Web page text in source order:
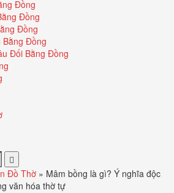
Đồng
Đồng
Đồng
Đồng
Đối Bằng Đồng
Đồ Thờ » Mâm bồng là gì? Ý nghĩa độc
văn hóa thờ tự